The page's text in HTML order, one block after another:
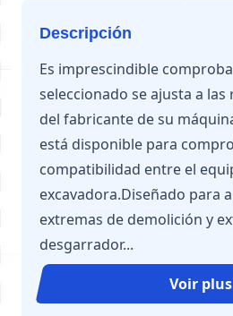
Descripción
Es imprescindible
seleccionado se ajusta a
del fabricante de su
está disponible para
compatibilidad entre el
excavadora.Diseñado para
extremas de demolición y
desgarrador...
Voir plus